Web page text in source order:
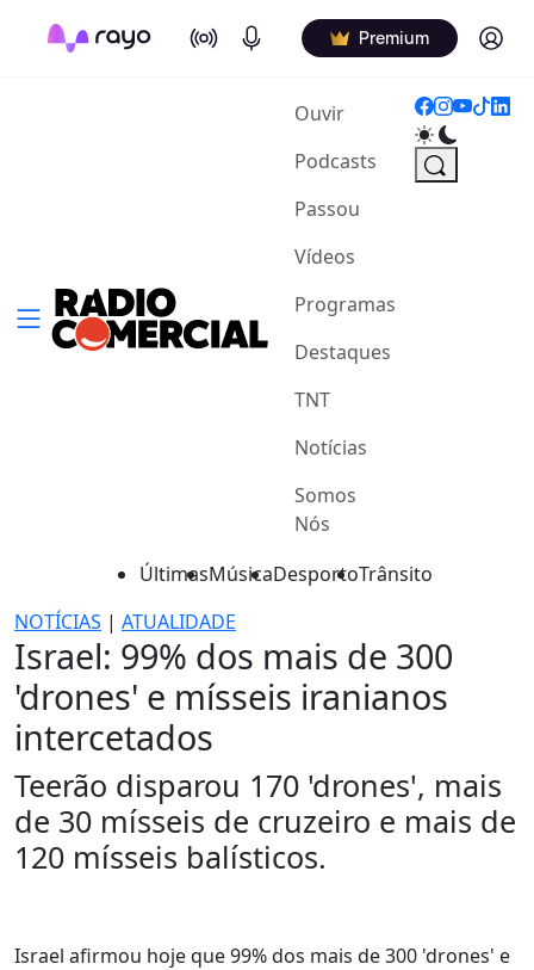
On Air Podcasts Premium Log in
Ouvir(current)
Podcasts
Passou
Vídeos
Programas
Destaques
TNT
Notícias
Somos
Nós
ÚltimasMúsicaDesportoTrânsito
NOTÍCIAS | ATUALIDADE
Israel: 99% dos mais de 300
'drones' e mísseis iranianos
intercetados
Teerão disparou 170 'drones', mais
de 30 mísseis de cruzeiro e mais de
120 mísseis balísticos.
Israel afirmou hoje que 99% dos mais de 300 'drones' e